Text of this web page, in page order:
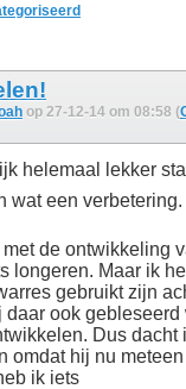
op 27-12-14 om 08:58 (
helemaal lekker
wat een
de ontwikkeling
longeren. Maar ik
gebruikt zijn
daar ook gebleseerd
Dus dacht
omdat hij nu
ik iets